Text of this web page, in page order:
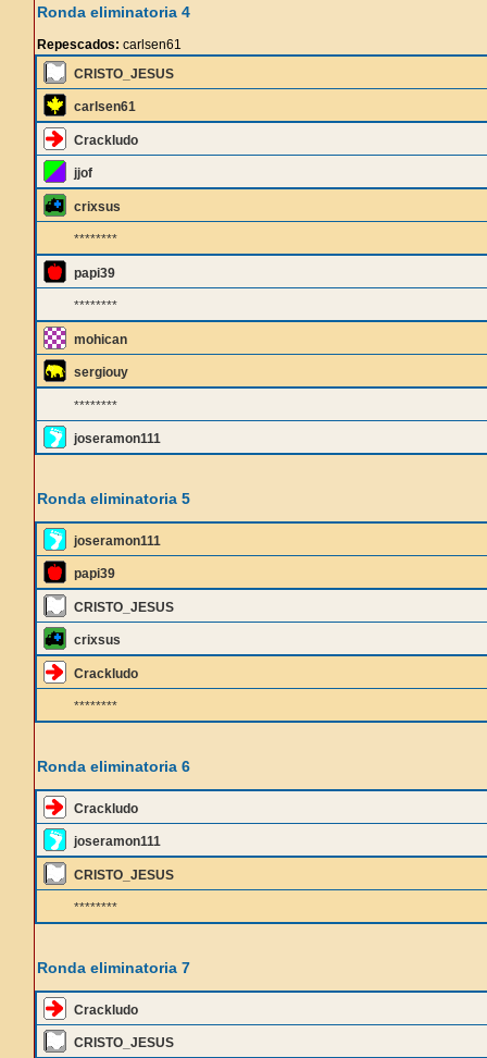
Ronda eliminatoria 4
Repescados: carlsen61
CRISTO_JESUS
carlsen61
Crackludo
jjof
crixsus
********
papi39
********
mohican
sergiouy
********
joseramon111
Ronda eliminatoria 5
joseramon111
papi39
CRISTO_JESUS
crixsus
Crackludo
********
Ronda eliminatoria 6
Crackludo
joseramon111
CRISTO_JESUS
********
Ronda eliminatoria 7
Crackludo
CRISTO_JESUS